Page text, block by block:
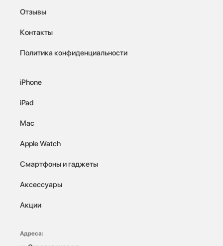
Отзывы
Контакты
Политика конфиденциальности
iPhone
iPad
Mac
Apple Watch
Смартфоны и гаджеты
Аксессуары
Акции
Адреса: